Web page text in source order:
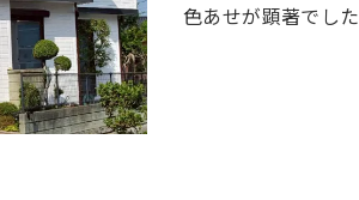
色あせが顕著でした